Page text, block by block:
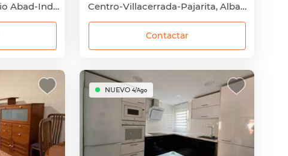
Santa Cruz-San Antonio Abad-Industria, Cañicas, Albacete Capital, Albacete
Centro-Villacerrada-Pajarita, Albacete Capital, Albacete
Contactar
NUEVO 4/Ago